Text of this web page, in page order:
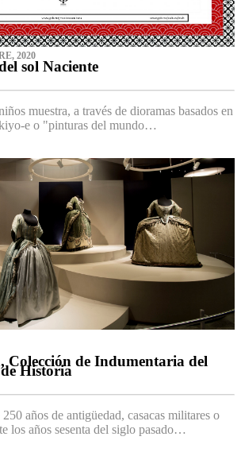
2020
sol Naciente
muestra, a través de dioramas basados en
e o "pinturas del mundo…
Colección de Indumentaria del
Historia
años de antigüedad, casacas militares o
los años sesenta del siglo pasado…